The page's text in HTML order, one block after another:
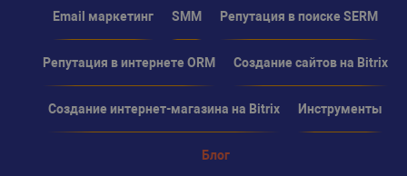
Email маркетинг SMM Репутация в поиске SERM
Репутация в интернете ORM Создание сайтов на Bitrix
Создание интернет-магазина на Bitrix Инструменты
Блог